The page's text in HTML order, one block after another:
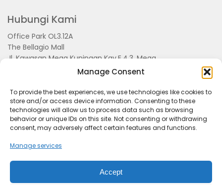
Manage Consent
To provide the best experiences, we use technologies like cookies to
store and/or access device information. Consenting to these
technologies will allow us to process data such as browsing
behavior or unique IDs on this site. Not consenting or withdrawing
consent, may adversely affect certain features and functions.
Manage services
Accept
Hubungi Kami
Office Park OL3.12A
The Bellagio Mall
Jl. Kawasan Mega Kuningan Kav.E.4.3, Mega
Kuningan, Kel. Kuningan Timur,
Kec.Setiabudi, Jakarta Selatan 15810